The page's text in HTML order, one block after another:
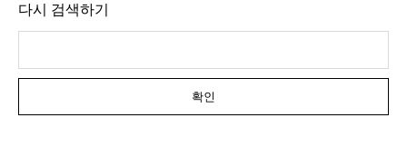
다시 검색하기
확인